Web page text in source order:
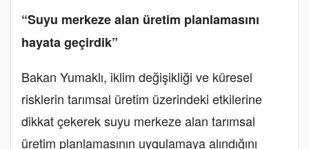
“Suyu merkeze alan üretim planlamasını
hayata geçirdik”
Bakan Yumaklı, iklim değişikliği ve küresel
risklerin tarımsal üretim üzerindeki etkilerine
dikkat çekerek suyu merkeze alan tarımsal
üretim planlamasının uygulamaya alındığını